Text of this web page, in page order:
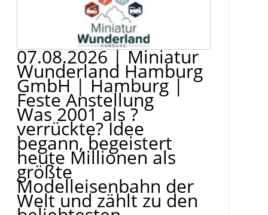
07.08.2026|Miniatur
Wunderland Hamburg
GmbH|Hamburg|
Feste Anstellung
Was 2001 als ?
verrückte? Idee
begann, begeistert
heute Millionen als
größte
Modelleisenbahn der
Welt und zählt zu den